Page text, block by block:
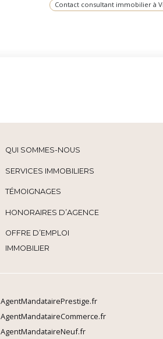
Contact consultant immobilier à
QUI SOMMES-NOUS
SERVICES IMMOBILIERS
TÉMOIGNAGES
HONORAIRES D’AGENCE
OFFRE D’EMPLOI
IMMOBILIER
AgentMandatairePrestige.fr
AgentMandataireCommerce.fr
AgentMandataireNeuf.fr